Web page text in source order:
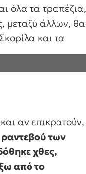
όλα τα τραπέζια,
μεταξύ άλλων, θα
και τα
αν επικρατούν,
των
χθες,
από το